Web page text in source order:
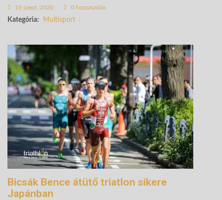
19 szept. 2020 0 hozzászólás
Kategória: Multisport
Bicsák Bence átütő triatlon sikere
Japánban